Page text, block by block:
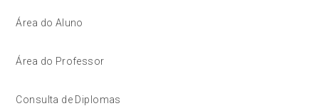
Área do Aluno
Área do Professor
Consulta de Diplomas